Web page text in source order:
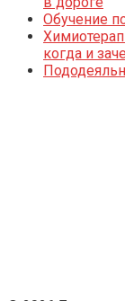
Обучение
когда и